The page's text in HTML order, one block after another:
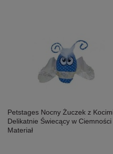
Petstages Nocny Żuczek z
Delikatnie Świecący w Ciemności
Materiał